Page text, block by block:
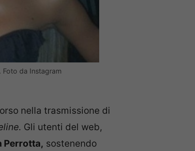
da Instagram
nella trasmissione di
Gli utenti del web,
Perrotta, sostenendo